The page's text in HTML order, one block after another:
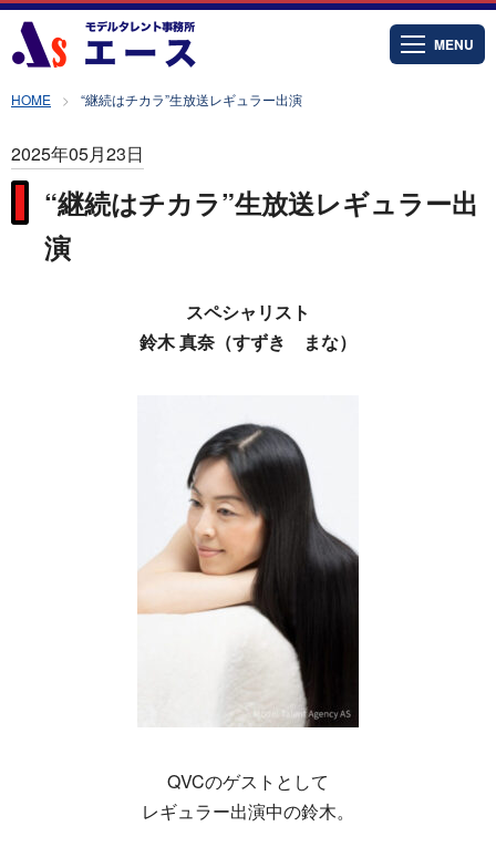
MENU
HOME “継続はチカラ”生放送レギュラー出演
2025年05月23日
“継続はチカラ”生放送レギュラー出
演
スペシャリスト
鈴木 真奈（すずき まな）
QVCのゲストとして
レギュラー出演中の鈴木。